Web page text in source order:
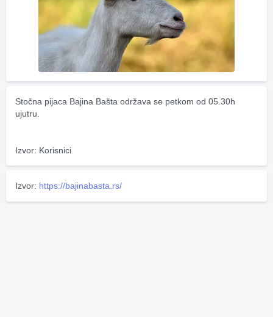
Stočna pijaca Bajina Bašta održava se petkom od 05.30h
ujutru.
Izvor: Korisnici
Izvor: https://bajinabasta.rs/